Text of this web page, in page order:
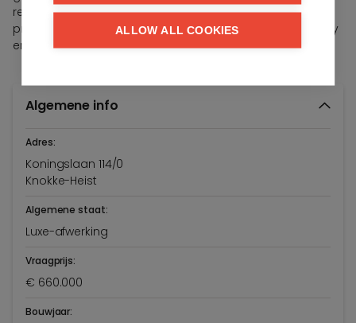
rechtstreeks aan op een ruim terras, met daarachter een
prachtige tuin — een echte meerwaarde voor rust, privacy
en duurzaamheid.
Algemene info
Adres:
Koningslaan 114/0
Knokke-Heist
Algemene staat:
Luxe-afwerking
Vraagprijs:
€ 660.000
Bouwjaar:
ALLOW ALL COOKIES